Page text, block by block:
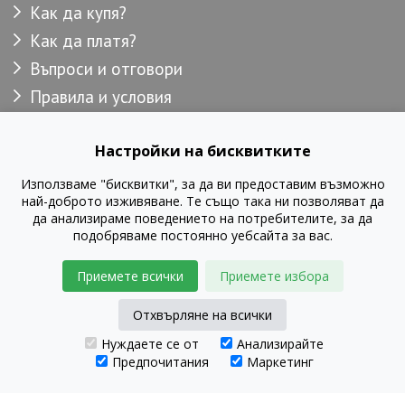
Как да купя?
Как да платя?
Въпроси и отговори
Правила и условия
© GustaPRO 2026
Настройки на бисквитките
Използваме "бисквитки", за да ви предоставим възможно
най-доброто изживяване. Те също така ни позволяват да
да анализираме поведението на потребителите, за да
подобряваме постоянно уебсайта за вас.
Приемете всички Приемете избора
Отхвърляне на всички
Нуждаете се от
Анализирайте
Предпочитания
Маркетинг